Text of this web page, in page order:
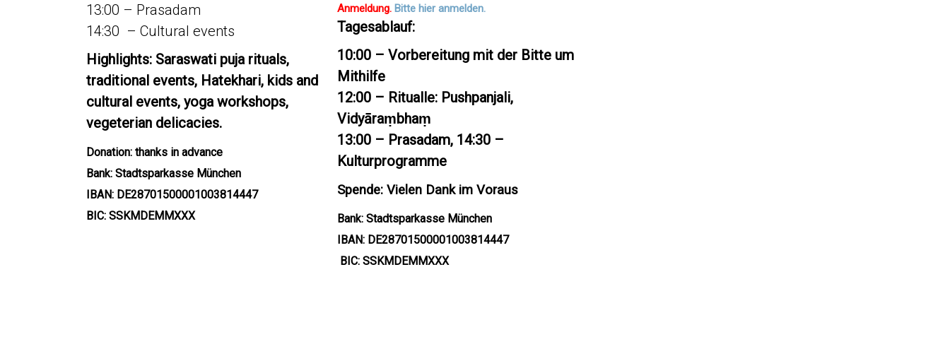
13:00 – Prasadam
14:30 – Cultural events
Highlights: Saraswati puja rituals,
traditional events, Hatekhari, kids and
cultural events, yoga workshops,
vegeterian delicacies.
Donation: thanks in advance
Bank: Stadtsparkasse München
IBAN: DE28701500001003814447
BIC: SSKMDEMMXXX
Anmeldung. Bitte hier anmelden.
Tagesablauf:
10:00 – Vorbereitung mit der Bitte um
Mithilfe
12:00 – Ritualle: Pushpanjali,
Vidyāraṃbhaṃ
13:00 – Prasadam, 14:30 –
Kulturprogramme
Spende: Vielen Dank im Voraus
Bank: Stadtsparkasse München
IBAN: DE28701500001003814447
BIC: SSKMDEMMXXX